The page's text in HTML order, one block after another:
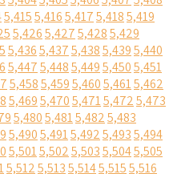
5,4155,4165,4175,4185,419
5,4265,4275,4285,429
5,4365,4375,4385,4395,440
5,4475,4485,4495,4505,451
5,4585,4595,4605,4615,462
5,4695,4705,4715,4725,473
5,4805,4815,4825,483
5,4905,4915,4925,4935,494
5,5015,5025,5035,5045,505
5,5125,5135,5145,5155,516